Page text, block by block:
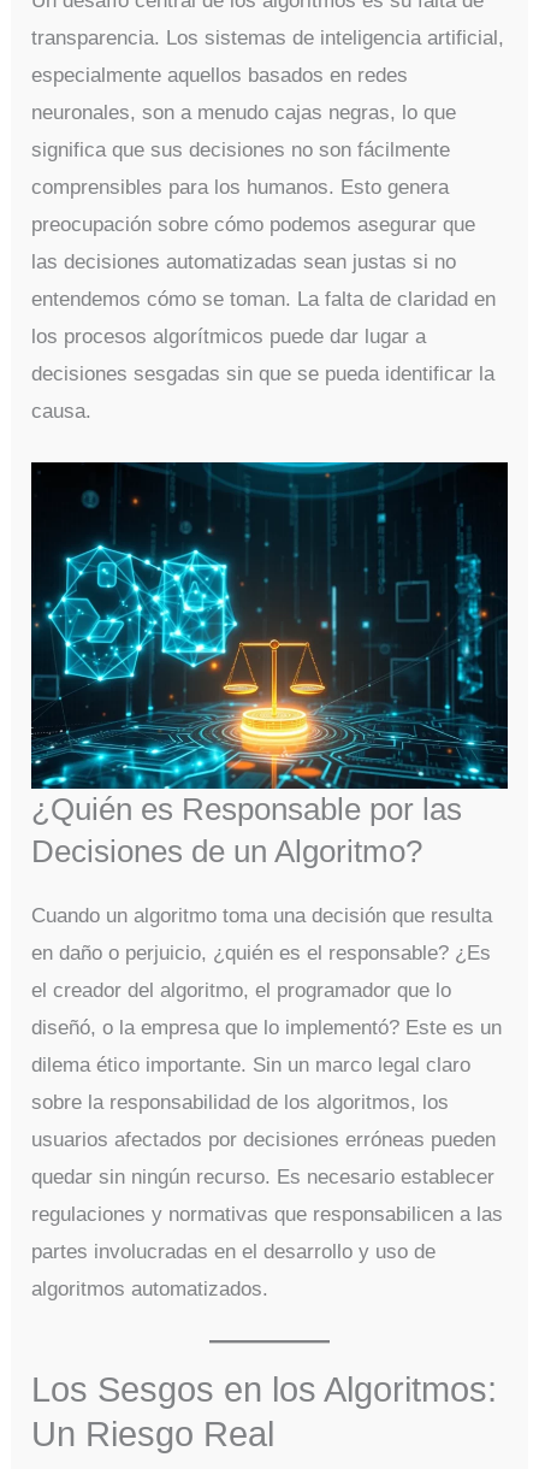
transparencia. Los sistemas de inteligencia artificial,
especialmente aquellos basados en redes
neuronales, son a menudo cajas negras, lo que
significa que sus decisiones no son fácilmente
comprensibles para los humanos. Esto genera
preocupación sobre cómo podemos asegurar que
las decisiones automatizadas sean justas si no
entendemos cómo se toman. La falta de claridad en
los procesos algorítmicos puede dar lugar a
decisiones sesgadas sin que se pueda identificar la
causa.
¿Quién es Responsable por las
Decisiones de un Algoritmo?
Cuando un algoritmo toma una decisión que resulta
en daño o perjuicio, ¿quién es el responsable? ¿Es
el creador del algoritmo, el programador que lo
diseñó, o la empresa que lo implementó? Este es un
dilema ético importante. Sin un marco legal claro
sobre la responsabilidad de los algoritmos, los
usuarios afectados por decisiones erróneas pueden
quedar sin ningún recurso. Es necesario establecer
regulaciones y normativas que responsabilicen a las
partes involucradas en el desarrollo y uso de
algoritmos automatizados.
Los Sesgos en los Algoritmos:
Un Riesgo Real